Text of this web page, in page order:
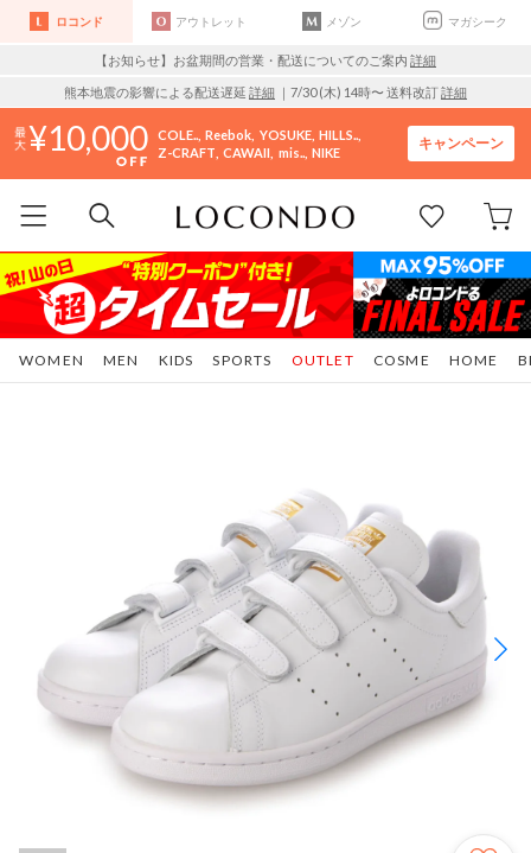
ロコンド アウトレット メゾン マガシーク
【お知らせ】お盆期間の営業・配送についてのご案内 詳細
熊本地震の影響による配送遅延 詳細 ｜7/30 (木) 14時〜 送料改訂詳細
10,000 COLE.. Reebok YOSUKE HILLS..
Z-CRAFT CAWAII mis.. NIKE
キャンペーン
WOMEN MEN KIDS SPORTS COSME HOME
OUTLET